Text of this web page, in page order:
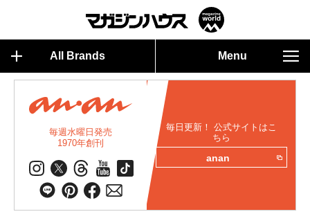
All Brands Menu
毎週水曜日発売
1970年創刊
毎日更新！ 公式サイトはこ
ちら
anan